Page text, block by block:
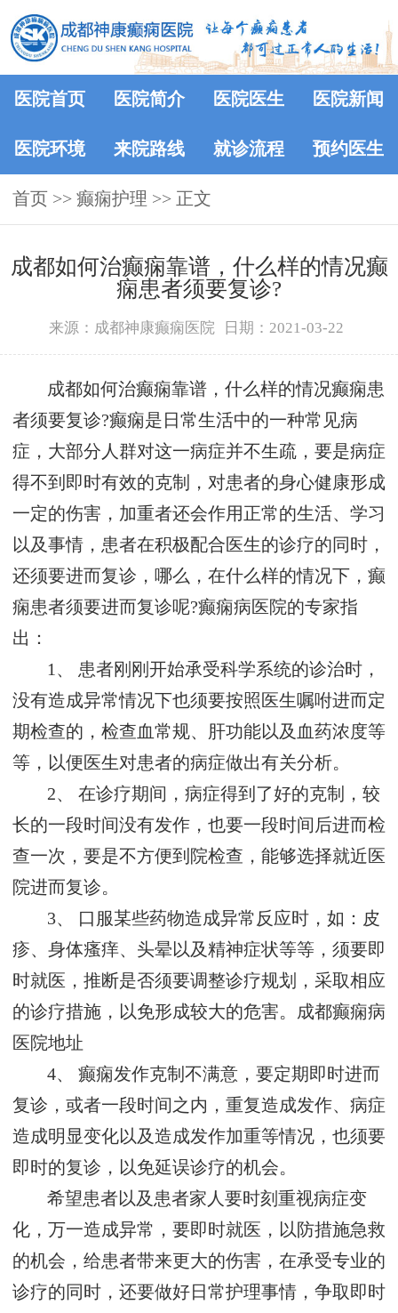
医院首页 医院简介 医院医生 医院新闻
医院环境 来院路线 就诊流程 预约医生
首页 >> 癫痫护理 >> 正文
成都如何治癫痫靠谱，什么样的情况癫
痫患者须要复诊?
来源：成都神康癫痫医院 日期：2021-03-22
成都如何治癫痫靠谱，什么样的情况癫痫患
者须要复诊?癫痫是日常生活中的一种常见病
症，大部分人群对这一病症并不生疏，要是病症
得不到即时有效的克制，对患者的身心健康形成
一定的伤害，加重者还会作用正常的生活、学习
以及事情，患者在积极配合医生的诊疗的同时，
还须要进而复诊，哪么，在什么样的情况下，癫
痫患者须要进而复诊呢?癫痫病医院的专家指
出：
1、 患者刚刚开始承受科学系统的诊治时，
没有造成异常情况下也须要按照医生嘱咐进而定
期检查的，检查血常规、肝功能以及血药浓度等
等，以便医生对患者的病症做出有关分析。
2、 在诊疗期间，病症得到了好的克制，较
长的一段时间没有发作，也要一段时间后进而检
查一次，要是不方便到院检查，能够选择就近医
院进而复诊。
3、 口服某些药物造成异常反应时，如：皮
疹、身体瘙痒、头晕以及精神症状等等，须要即
时就医，推断是否须要调整诊疗规划，采取相应
的诊疗措施，以免形成较大的危害。 成都癫痫病
医院地址
4、 癫痫发作克制不满意，要定期即时进而
复诊，或者一段时间之内，重复造成发作、病症
造成明显变化以及造成发作加重等情况，也须要
即时的复诊，以免延误诊疗的机会。
希望患者以及患者家人要时刻重视病症变
化，万一造成异常，要即时就医，以防措施急救
的机会，给患者带来更大的伤害，在承受专业的
诊疗的同时，还要做好日常护理事情，争取即时